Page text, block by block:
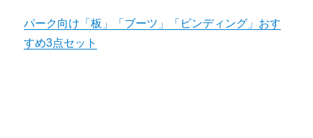
パーク向け「板」「ブーツ」「ビンディング」おす
すめ3点セット